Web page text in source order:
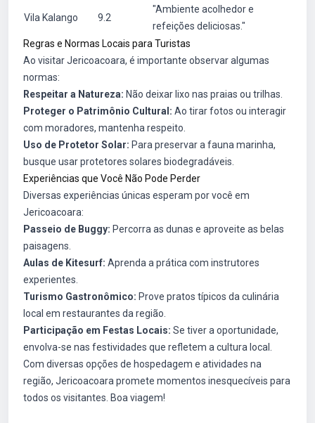
Vila Kalango 9.2
"Ambiente acolhedor e
refeições deliciosas."
Regras e Normas Locais para Turistas
Ao visitar Jericoacoara, é importante observar algumas
normas:
Respeitar a Natureza: Não deixar lixo nas praias ou trilhas.
Proteger o Patrimônio Cultural: Ao tirar fotos ou interagir
com moradores, mantenha respeito.
Uso de Protetor Solar: Para preservar a fauna marinha,
busque usar protetores solares biodegradáveis.
Experiências que Você Não Pode Perder
Diversas experiências únicas esperam por você em
Jericoacoara:
Passeio de Buggy: Percorra as dunas e aproveite as belas
paisagens.
Aulas de Kitesurf: Aprenda a prática com instrutores
experientes.
Turismo Gastronômico: Prove pratos típicos da culinária
local em restaurantes da região.
Participação em Festas Locais: Se tiver a oportunidade,
envolva-se nas festividades que refletem a cultura local.
Com diversas opções de hospedagem e atividades na
região, Jericoacoara promete momentos inesquecíveis para
todos os visitantes. Boa viagem!